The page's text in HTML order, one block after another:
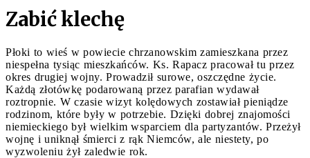
Zabić klechę
Płoki to wieś w powiecie chrzanowskim zamieszkana przez
niespełna tysiąc mieszkańców. Ks. Rapacz pracował tu przez
okres drugiej wojny. Prowadził surowe, oszczędne życie.
Każdą złotówkę podarowaną przez parafian wydawał
roztropnie. W czasie wizyt kolędowych zostawiał pieniądze
rodzinom, które były w potrzebie. Dzięki dobrej znajomości
niemieckiego był wielkim wsparciem dla partyzantów. Przeżył
wojnę i uniknął śmierci z rąk Niemców, ale niestety, po
wyzwoleniu żył zaledwie rok.